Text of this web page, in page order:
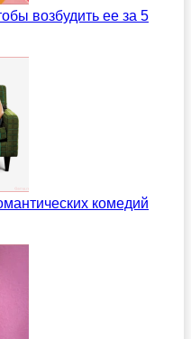
возбудить ее за 5
комедий